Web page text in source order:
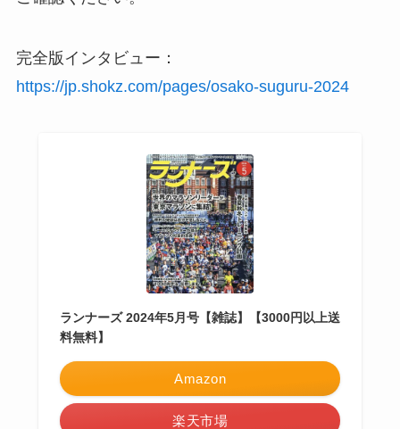
完全版インタビュー：
https://jp.shokz.com/pages/osako-suguru-2024
ランナーズ 2024年5月号【雑誌】【3000円以上送
料無料】
Amazon
楽天市場